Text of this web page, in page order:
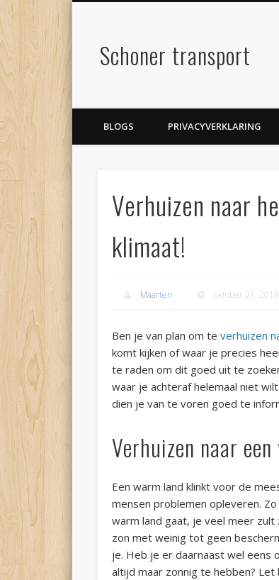
Schoner transport
BLOGS PRIVACYVERKLARING
Verhuizen naar
klimaat!
Maarten oktober 21, 2019
Ben je van plan om teverhuizen
komt kijken of waar je precies
te raden om dit goed uit te
waar je achteraf helemaal niet
dien je van te voren goed te
Verhuizen naar
Een warm land klinkt voor de
mensen problemen opleveren.
warm land gaat, je veel meer
zon met weinig tot geen
je. Heb je er daarnaast wel eens
altijd maar zonnig te hebben?